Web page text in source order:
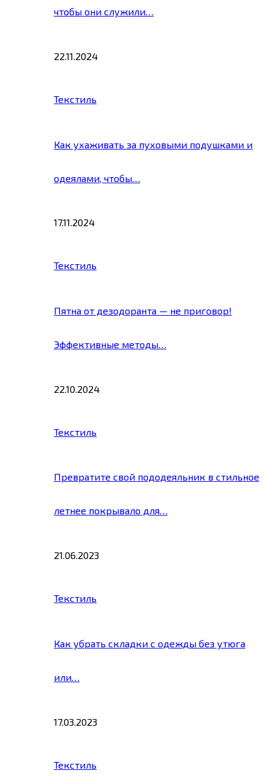
чтобы они служили…
22.11.2024
Текстиль
Как ухаживать за пуховыми подушками и
одеялами, чтобы…
17.11.2024
Текстиль
Пятна от дезодоранта — не приговор!
Эффективные методы…
22.10.2024
Текстиль
Превратите свой пододеяльник в стильное
летнее покрывало для…
21.06.2023
Текстиль
Как убрать складки с одежды без утюга
или…
17.03.2023
Текстиль